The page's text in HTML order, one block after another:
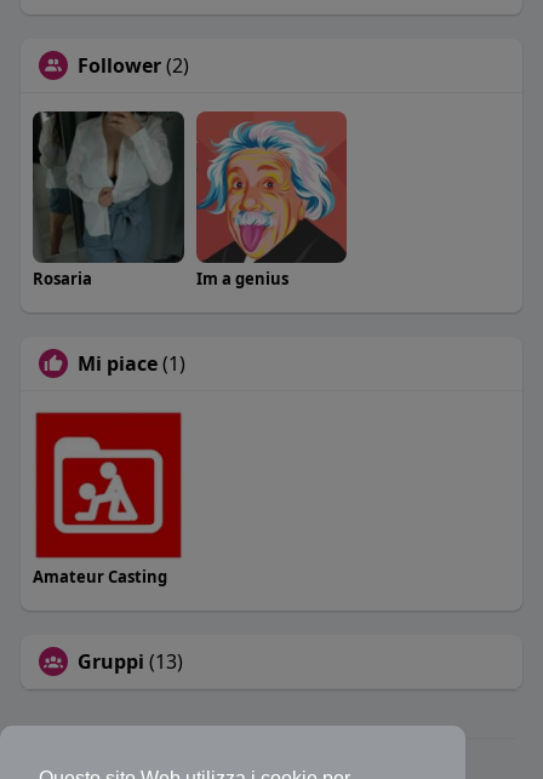
Follower(2)
Rosaria Im a genius
Mi piace(1)
Amateur Casting
Gruppi (13)
© 2026 Bakeca Social